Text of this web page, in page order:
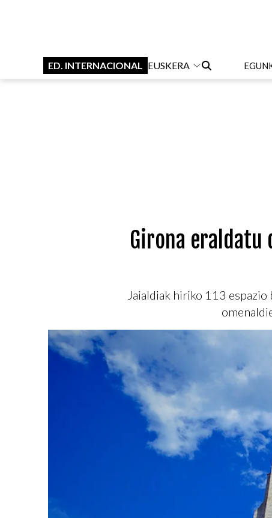
ED. INTERNACIONAL EUSKERA
Girona eraldatu
Jaialdiak hiriko 113